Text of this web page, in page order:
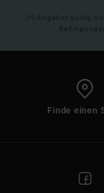
(*) Angebot gültig
Finde einen